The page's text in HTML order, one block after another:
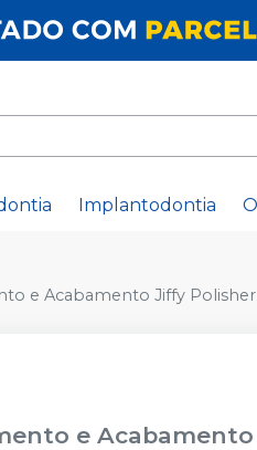
Implantodontia
e Acabamento Jiffy Polisher
e Acabamento